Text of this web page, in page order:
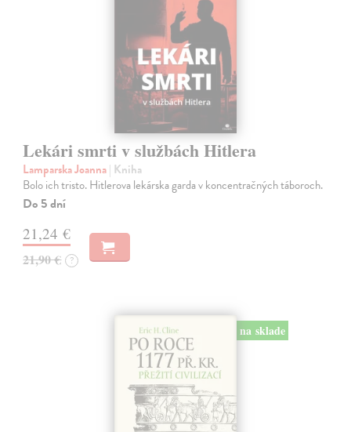
Lekári smrti v službách Hitlera
Lamparska Joanna| Kniha
Bolo ich tristo. Hitlerova lekárska garda v koncentračných táboroch.
Do 5 dní
21,24 €
21,90 € ?
na sklade